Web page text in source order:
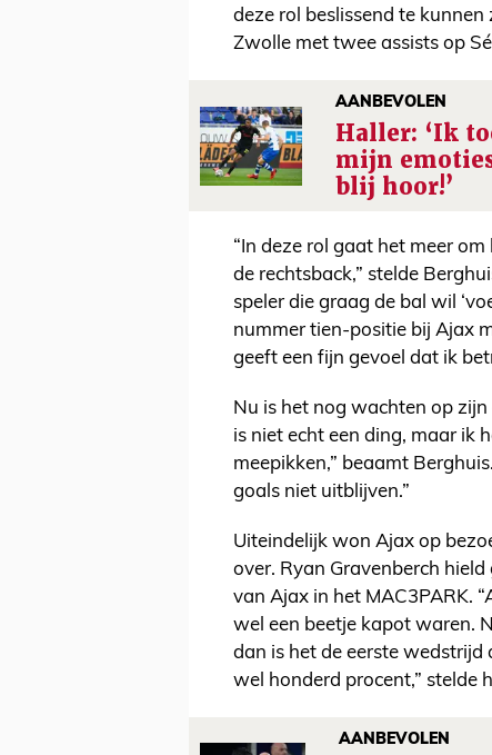
deze rol beslissend te
Zwolle met twee assists op
AANBEVOLEN
Haller: ‘Ik
mijn
blij hoor!’
“In deze rol gaat het meer
de rechtsback,” stelde
speler die graag de bal wil
nummer tien-positie bij Ajax
geeft een fijn gevoel dat ik
Nu is het nog wachten op
is niet echt een ding, maar ik
meepikken,” beaamt
goals niet uitblijven.”
Uiteindelijk won Ajax op
over. Ryan Gravenberch
van Ajax in het MAC3PARK.
wel een beetje kapot waren.
dan is het de eerste
wel honderd procent,” stelde
AANBEVOLEN